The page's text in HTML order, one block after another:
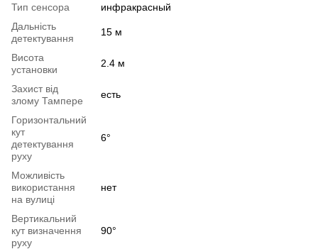
Тип сенсора
инфракрасный
Дальність
детектування
15 м
Висота
установки
2.4 м
Захист від
злому Тампере
есть
Горизонтальний
кут
детектування
руху
6°
Можливість
використання
на вулиці
нет
Вертикальний
кут визначення
руху
90°